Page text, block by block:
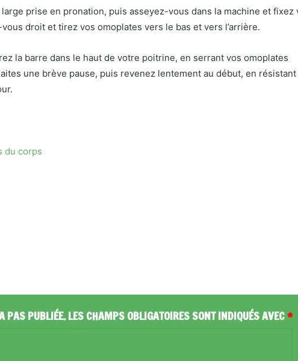
prise en pronation, puis asseyez-vous dans la machine et fixez
droit et tirez vos omoplates vers le bas et vers l’arrière.
la barre dans le haut de votre poitrine, en serrant vos omoplates
une brève pause, puis revenez lentement au début, en résistant
du corps
PAS PUBLIÉE.LES CHAMPS OBLIGATOIRES SONT INDIQUÉS AVEC*